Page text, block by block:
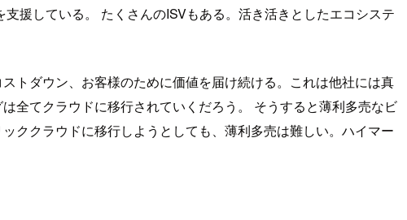
援している。 たくさんのISVもある。活き活きとしたエコシステ
トダウン、お客様のために価値を届け続ける。これは他社には真
全てクラウドに移行されていくだろう。 そうすると薄利多売なビ
ククラウドに移行しようとしても、薄利多売は難しい。ハイマー